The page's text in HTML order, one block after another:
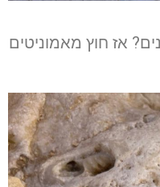
אז חוץ מאמוניטים